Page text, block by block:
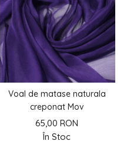
Voal de matase naturala
creponat Mov
65,00 RON
În Stoc